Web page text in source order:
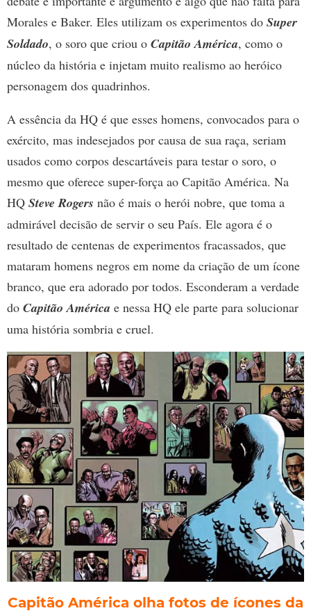
Morales e Baker. Eles utilizam os experimentos do Super
Soldado, o soro que criou o Capitão América, como o
núcleo da história e injetam muito realismo ao heróico
personagem dos quadrinhos.
A essência da HQ é que esses homens, convocados para o
exército, mas indesejados por causa de sua raça, seriam
usados como corpos descartáveis para testar o soro, o
mesmo que oferece super-força ao Capitão América. Na
HQ Steve Rogers não é mais o herói nobre, que toma a
admirável decisão de servir o seu País. Ele agora é o
resultado de centenas de experimentos fracassados, que
mataram homens negros em nome da criação de um ícone
branco, que era adorado por todos. Esconderam a verdade
do Capitão América e nessa HQ ele parte para solucionar
uma história sombria e cruel.
Capitão América olha fotos de ícones da